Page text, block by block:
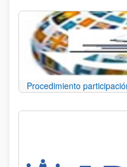
Procedimiento